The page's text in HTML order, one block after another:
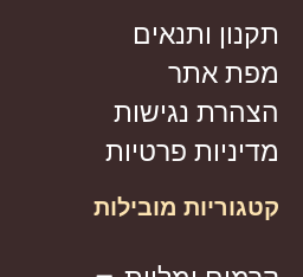
תקנון ותנאים
מפת אתר
הצהרת נגישות
מדיניות פרטיות
קטגוריות מובילות